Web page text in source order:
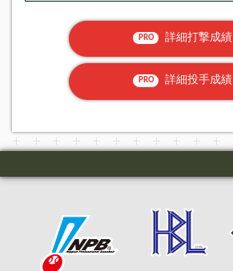
PRO 詳細打撃成績
PRO 詳細投手成績